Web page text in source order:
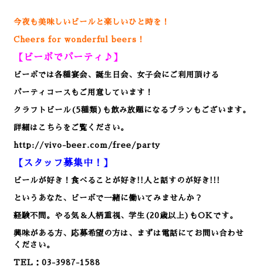
今夜も美味しいビールと楽しいひと時を！
Cheers for wonderful beers！
【ビーボでパーティ♪】
ビーボでは各種宴会、誕生日会、女子会にご利用頂ける
パーティコースもご用意しています！
クラフトビール(5種類)も飲み放題になるプランもございます。
詳細はこちらをご覧ください。
http://vivo-beer.com/free/party
【スタッフ募集中！】
ビールが好き！食べることが好き!!人と話すのが好き!!!
というあなた、ビーボで一緒に働いてみませんか？
経験不問。やる気＆人柄重視、学生(20歳以上)もOKです。
興味がある方、応募希望の方は、まずは電話にてお問い合わせ
ください。
TEL：03-3987-1588